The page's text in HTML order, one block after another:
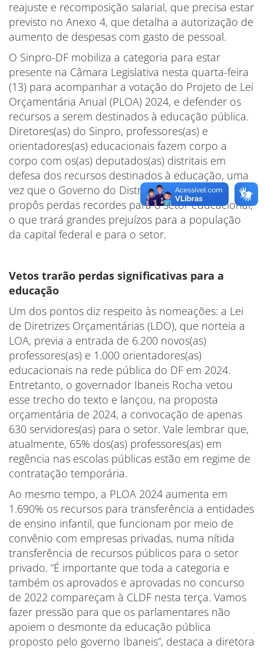
reajuste e recomposição salarial, que precisa estar
previsto no Anexo 4, que detalha a autorização de
aumento de despesas com gasto de pessoal.
O Sinpro-DF mobiliza a categoria para estar
presente na Câmara Legislativa nesta quarta-feira
(13) para acompanhar a votação do Projeto de Lei
Orçamentária Anual (PLOA) 2024, e defender os
recursos a serem destinados à educação pública.
Diretores(as) do Sinpro, professores(as) e
orientadores(as) educacionais fazem corpo a
corpo com os(as) deputados(as) distritais em
defesa dos recursos destinados à educação, uma
vez que o Governo do Distrito Federal (GDF)
propôs perdas recordes para o setor educacional,
o que trará grandes prejuízos para a população
da capital federal e para o setor.
Vetos trarão perdas significativas para a
educação
Um dos pontos diz respeito às nomeações: a Lei
de Diretrizes Orçamentárias (LDO), que norteia a
LOA, previa a entrada de 6.200 novos(as)
professores(as) e 1.000 orientadores(as)
educacionais na rede pública do DF em 2024.
Entretanto, o governador Ibaneis Rocha vetou
esse trecho do texto e lançou, na proposta
orçamentária de 2024, a convocação de apenas
630 servidores(as) para o setor. Vale lembrar que,
atualmente, 65% dos(as) professores(as) em
regência nas escolas públicas estão em regime de
contratação temporária.
Ao mesmo tempo, a PLOA 2024 aumenta em
1.690% os recursos para transferência a entidades
de ensino infantil, que funcionam por meio de
convênio com empresas privadas, numa nítida
transferência de recursos públicos para o setor
privado. “É importante que toda a categoria e
também os aprovados e aprovadas no concurso
de 2022 compareçam à CLDF nesta terça. Vamos
fazer pressão para que os parlamentares não
apoiem o desmonte da educação pública
proposto pelo governo Ibaneis”, destaca a diretora